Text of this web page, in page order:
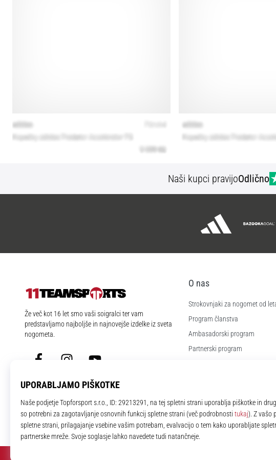
Naši kupci pravijoOdlično
11teamsports.si
Že več kot 16 let smo vaši soigralci ter vam
predstavljamo najboljše in najnovejše izdelke iz sveta
nogometa.
FacebookInstagramYouTube
O nas
Strokovnjaki za nogomet od
Program članstva
Ambasadorski program
Partnerski program